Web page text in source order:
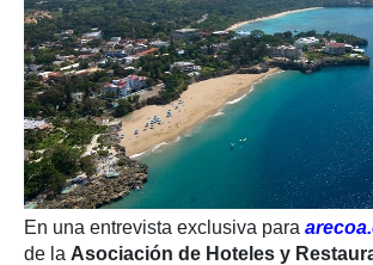
En una entrevista exclusiva para
de la Asociación de Hoteles y